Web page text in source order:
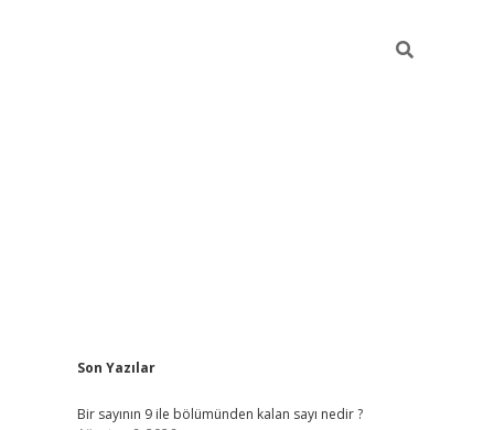
Sidebar
Son Yazılar
Bir sayının 9 ile bölümünden kalan sayı nedir ?